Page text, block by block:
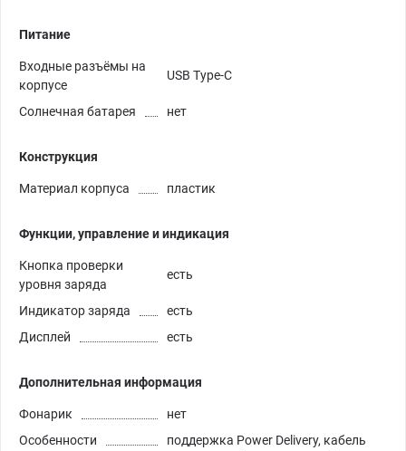
Питание
Входные разъёмы на
корпусе
USB Type-C
Солнечная батарея нет
Конструкция
Материал корпуса пластик
Функции, управление и индикация
Кнопка проверки
уровня заряда
есть
Индикатор заряда
есть
Дисплей
есть
Дополнительная информация
Фонарик
нет
Особенности
поддержка Power Delivery, кабель